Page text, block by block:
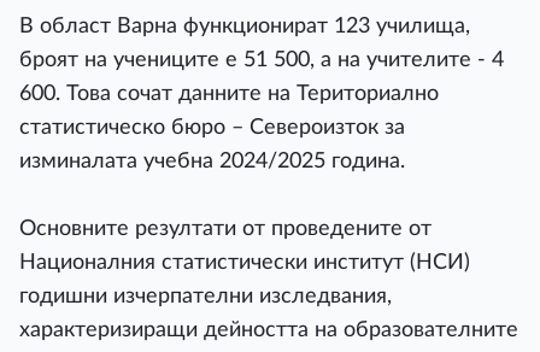
В област Варна функционират 123 училища,
броят на учениците е 51 500, а на учителите - 4
600. Това сочат данните на Териториално
статистическо бюро – Североизток за
изминалата учебна 2024/2025 година.
Основните резултати от проведените от
Националния статистически институт (НСИ)
годишни изчерпателни изследвания,
характеризиращи дейността на образователните